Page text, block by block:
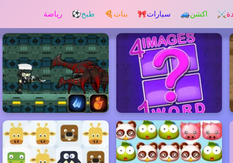
⚔️ اكشن🚙 سيارات🎀 بنات 🍕 طبخ⚽ رياضة